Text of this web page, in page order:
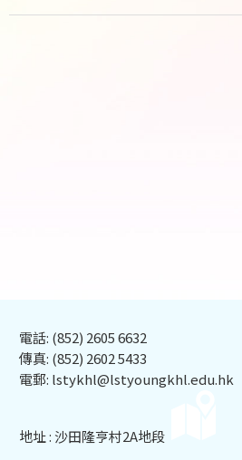
電話: (852) 2605 6632
傳真: (852) 2602 5433
電郵: lstykhl@lstyoungkhl.edu.hk
地址 : 沙田隆亨村2A地段